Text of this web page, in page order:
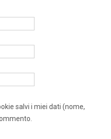
salvi i miei dati (nome,